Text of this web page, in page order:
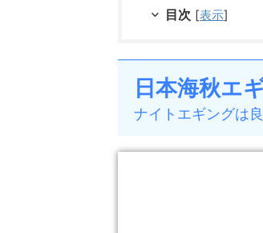
目次 [表示]
日本海秋エ
ナイトエギングは